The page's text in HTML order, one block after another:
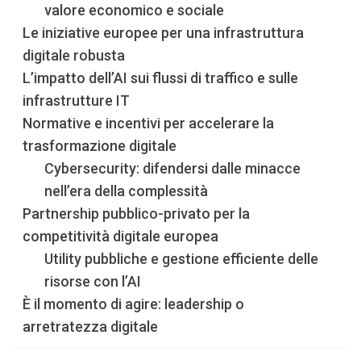
valore economico e sociale
Le iniziative europee per una infrastruttura
digitale robusta
L’impatto dell’AI sui flussi di traffico e sulle
infrastrutture IT
Normative e incentivi per accelerare la
trasformazione digitale
Cybersecurity: difendersi dalle minacce
nell’era della complessità
Partnership pubblico-privato per la
competitività digitale europea
Utility pubbliche e gestione efficiente delle
risorse con l’AI
È il momento di agire: leadership o
arretratezza digitale